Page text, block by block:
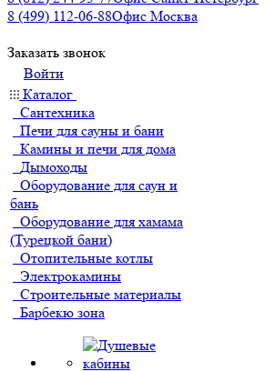
8 (499) 112-06-88Офис Москва
Заказать звонок
Войти
Каталог
Сантехника
Печи для сауны и бани
Камины и печи для дома
Дымоходы
Оборудование для саун и
бань
Оборудование для хамама
(Турецкой бани)
Отопительные котлы
Электрокамины
Строительные материалы
Барбекю зона